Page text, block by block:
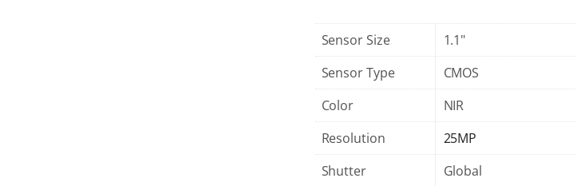
Sensor Size
1.1"
Sensor Type
CMOS
Color
NIR
Resolution
25MP
Shutter
Global